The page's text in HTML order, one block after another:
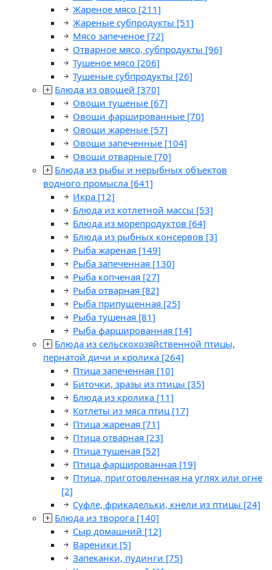
Жареное мясо [211]
Жареные субпродукты [51]
Мясо запеченое [72]
Отварное мясо, субпродукты [96]
Тушеное мясо [206]
Тушеные субпродукты [26]
Блюда из овощей [370]
Овощи тушеные [67]
Овощи фаршированные [70]
Овощи жареные [57]
Овощи запеченные [104]
Овощи отварные [70]
Блюда из рыбы и нерыбных объектов
водного промысла [641]
Икра [12]
Блюда из котлетной массы [53]
Блюда из морепродуктов [64]
Блюда из рыбных консервов [3]
Рыба жареная [149]
Рыба запеченная [130]
Рыба копченая [27]
Рыба отварная [82]
Рыба припущенная [25]
Рыба тушеная [81]
Рыба фаршированная [14]
Блюда из сельскохозяйственной птицы,
пернатой дичи и кролика [264]
Птица запеченная [10]
Биточки, зразы из птицы [35]
Блюда из кролика [11]
Котлеты из мяса птиц [17]
Птица жареная [71]
Птица отварная [23]
Птица тушеная [52]
Птица фаршированная [19]
Птица, приготовленная на углях или огне
[2]
Суфле, фрикадельки, кнели из птицы [24]
Блюда из творога [140]
Сыр домашний [12]
Вареники [5]
Запеканки, пудинги [75]